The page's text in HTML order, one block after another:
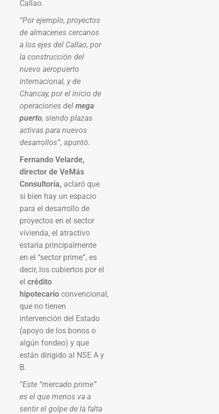
Callao.
“Por ejemplo, proyectos
de almacenes cercanos
a los ejes del Callao, por
la construcción del
nuevo aeropuerto
internacional, y de
Chancay, por el inicio de
operaciones del mega
puerto, siendo plazas
activas para nuevos
desarrollos”, apuntó.
Fernando Velarde,
director de VeMás
Consultoría, aclaró que
si bien hay un espacio
para el desarrollo de
proyectos en el sector
vivienda, el atractivo
estaría principalmente
en el “sector prime”, es
decir, los cubiertos por el
el crédito
hipotecario convencional,
que no tienen
intervención del Estado
(apoyo de los bonos o
algún fondeo) y que
están dirigido al NSE A y
B.
“Este “mercado prime”
es el que menos va a
sentir el golpe de la falta